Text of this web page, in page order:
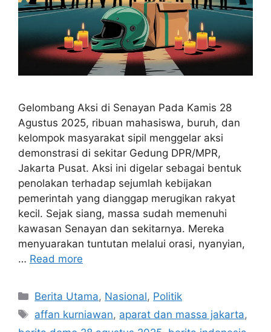
Gelombang Aksi di Senayan Pada Kamis 28
Agustus 2025, ribuan mahasiswa, buruh, dan
kelompok masyarakat sipil menggelar aksi
demonstrasi di sekitar Gedung DPR/MPR,
Jakarta Pusat. Aksi ini digelar sebagai bentuk
penolakan terhadap sejumlah kebijakan
pemerintah yang dianggap merugikan rakyat
kecil. Sejak siang, massa sudah memenuhi
kawasan Senayan dan sekitarnya. Mereka
menyuarakan tuntutan melalui orasi, nyanyian,
… Read more
C
a
Berita Utama, Nasional, Politik
T
a
affan kurniawan, aparat dan massa jakarta,